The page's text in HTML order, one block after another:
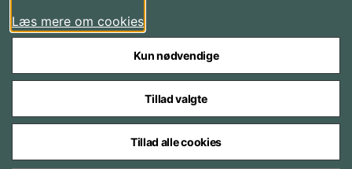
Styrelser og myndigheder under Forsvarsministeriet
Læs mere om cookies
Kun nødvendige
Tillad valgte
Tillad alle cookies